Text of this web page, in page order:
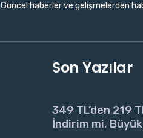
Güncel haberler ve gelişmelerden
Son Yazılar
349 TL’den 219
İndirim mi,